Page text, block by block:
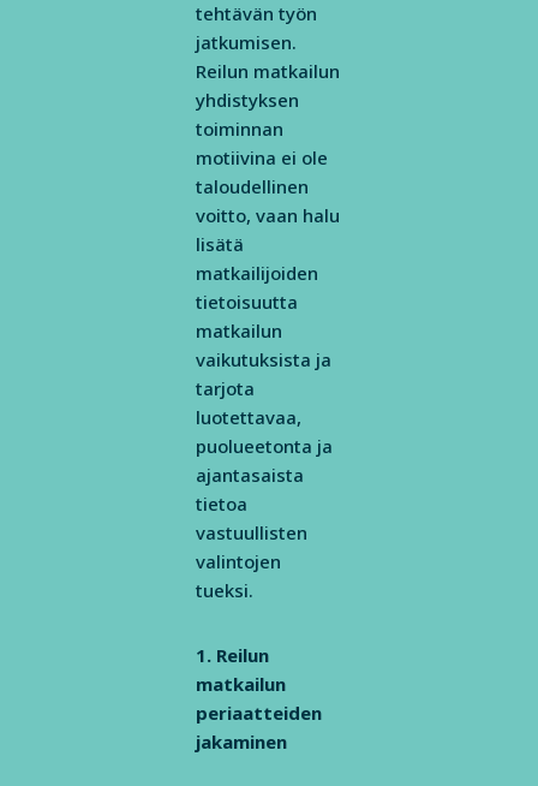
tehtävän työn
jatkumisen.
Reilun matkailun
yhdistyksen
toiminnan
motiivina ei ole
taloudellinen
voitto, vaan halu
lisätä
matkailijoiden
tietoisuutta
matkailun
vaikutuksista ja
tarjota
luotettavaa,
puolueetonta ja
ajantasaista
tietoa
vastuullisten
valintojen
tueksi.
1. Reilun
matkailun
periaatteiden
jakaminen